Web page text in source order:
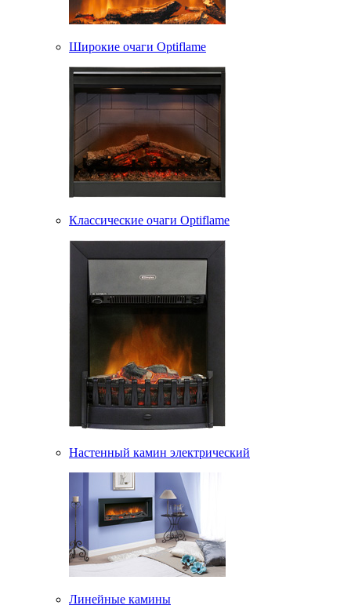
Широкие очаги Optiflame
Классические очаги Optiflame
Настенный камин электрический
Линейные камины